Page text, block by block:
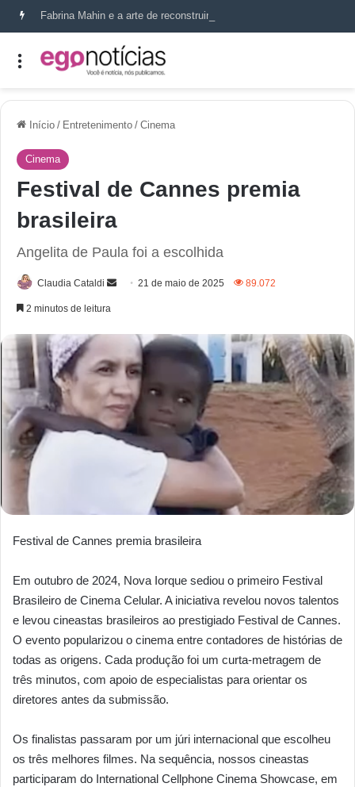
Fabrina Mahin e a arte de reconstruir confiança
Início / Entretenimento / Cinema
Cinema
Festival de Cannes premia
brasileira
Angelita de Paula foi a escolhida
Claudia Cataldi 21 de maio de 2025 89.072
2 minutos de leitura
Festival de Cannes premia brasileira
Em outubro de 2024, Nova Iorque sediou o primeiro Festival
Brasileiro de Cinema Celular. A iniciativa revelou novos talentos
e levou cineastas brasileiros ao prestigiado Festival de Cannes.
O evento popularizou o cinema entre contadores de histórias de
todas as origens. Cada produção foi um curta-metragem de
três minutos, com apoio de especialistas para orientar os
diretores antes da submissão.
Os finalistas passaram por um júri internacional que escolheu
os três melhores filmes. Na sequência, nossos cineastas
participaram do International Cellphone Cinema Showcase, em